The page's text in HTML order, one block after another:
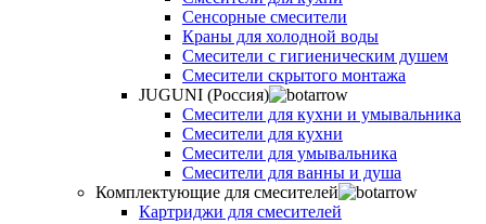
Сенсорные смесители
Краны для холодной воды
Смесители с гигиеническим душем
Смесители скрытого монтажа
JUGUNI (Россия)
Смесители для кухни и умывальника
Смесители для кухни
Смесители для умывальника
Смесители для ванны и душа
Комплектующие для смесителей
Картриджи для смесителей